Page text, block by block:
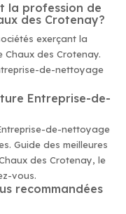
la profession de
des Crotenay?
exerçant la
des Crotenay.
de-nettoyage
Entreprise-de-
de-nettoyage
Guide des meilleures
des Crotenay, le
vous.
recommandées